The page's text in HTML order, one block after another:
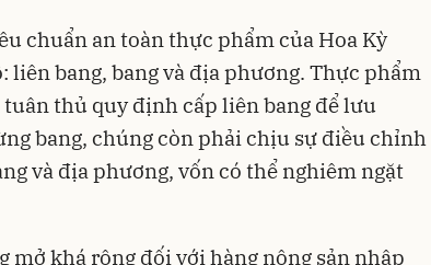
chuẩn an toàn thực phẩm của Hoa Kỳ
liên bang, bang và địa phương. Thực phẩm
thủ quy định cấp liên bang để lưu
bang, chúng còn phải chịu sự điều chỉnh
và địa phương, vốn có thể nghiêm ngặt
mở khá rộng đối với hàng nông sản nhập